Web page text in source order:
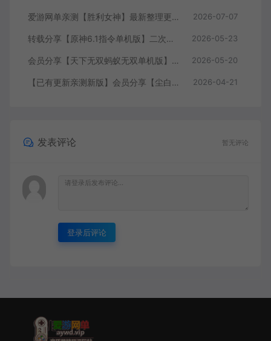
爱游网单亲测【胜利女神】最新整理更新第7版148.10.5NIKKE胜利女神妮姬单机版方舟活动148版本官服GM可无限抽卡全剧情免虚拟机一键端视频安装教学 2026-07-07
转载分享【原神6.1指令单机版】二次元网游单机版 指令模拟端 登录 战斗 地图 魔物 背包 抽卡 商店 MOD 未亲测图文教学 2026-05-23
会员分享【天下无双蚂蚁无双单机版】最新整理单机版本 带GM命令后台 武侠怀旧网游 免虚拟机一键端 配套视频教学 2026-05-20
【已有更新亲测新版】会员分享【尘白单机版】二次元射击类网游单机版一键端 2026-04-21
发表评论 暂无评论
登录后评论